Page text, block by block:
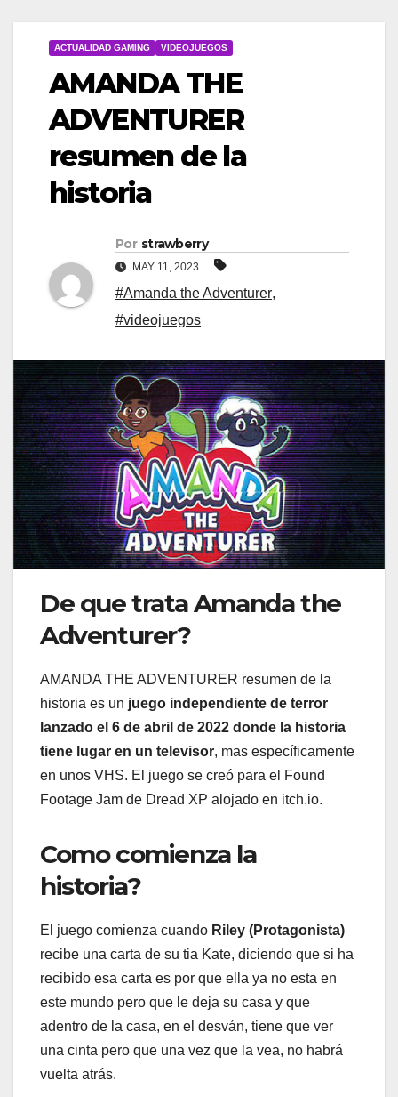
ACTUALIDAD GAMING VIDEOJUEGOS
AMANDA THE
ADVENTURER
resumen de la
historia
Por strawberry
MAY 11, 2023
#Amanda the Adventurer,
#videojuegos
De que trata Amanda the
Adventurer?
AMANDA THE ADVENTURER resumen de la
historia es un juego independiente de terror
lanzado el 6 de abril de 2022 donde la historia
tiene lugar en un televisor, mas específicamente
en unos VHS. El juego se creó para el Found
Footage Jam de Dread XP alojado en itch.io.
Como comienza la
historia?
El juego comienza cuando Riley (Protagonista)
recibe una carta de su tia Kate, diciendo que si ha
recibido esa carta es por que ella ya no esta en
este mundo pero que le deja su casa y que
adentro de la casa, en el desván, tiene que ver
una cinta pero que una vez que la vea, no habrá
vuelta atrás.